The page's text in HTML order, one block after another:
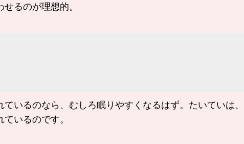
るのが理想的。
いるのなら、むしろ眠りやすくなるはず。たいていは、
いるのです。